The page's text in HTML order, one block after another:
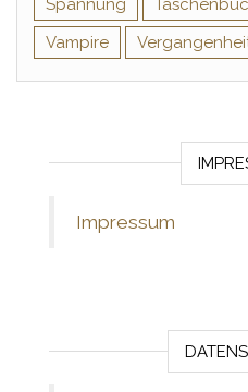
Spannung
Vampire
Impressum